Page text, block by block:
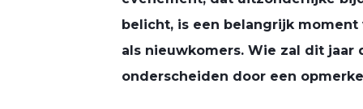
belicht, is een belangrijk
als nieuwkomers. Wie zal dit
onderscheiden door een